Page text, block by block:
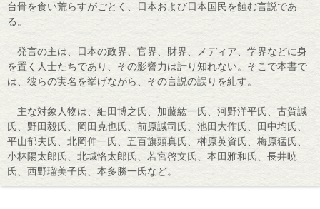
台骨を食い荒らすがごとく、日本および日本国民を蝕む言説であ
る。
発言の主は、日本の政界、官界、財界、メディア、学界などに身
を置く人士たちであり、その影響力は計り知れない。そこで本書で
は、彼らの実名を挙げながら、その言説の誤りを糺す。
主な対象人物は、細田博之氏、加藤紘一氏、河野洋平氏、古賀誠
氏、野田毅氏、岡田克也氏、前原誠司氏、池田大作氏、田中均氏、
平山郁夫氏、北岡伸一氏、五百旗頭真氏、榊原英資氏、梅原猛氏、
小林陽太郎氏、北城恪太郎氏、若宮啓文氏、本田雅和氏、長井暁
氏、西野瑠美子氏、本多勝一氏など。